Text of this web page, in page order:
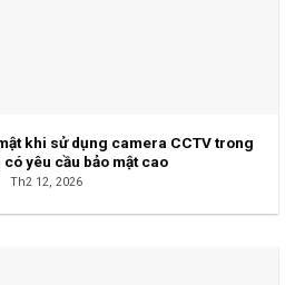
khi sử dụng camera CCTV trong
yêu cầu bảo mật cao
Th2 12, 2026